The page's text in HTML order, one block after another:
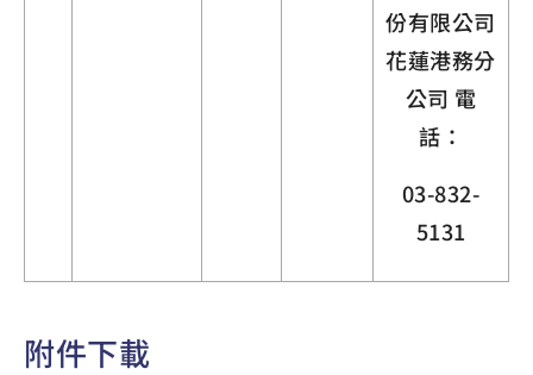
份有限公司
花蓮港務分
公司 電
話：
03-832-
5131
附件下載